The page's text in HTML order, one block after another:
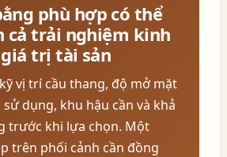
phù hợp có thể
cả trải nghiệm kinh
trị tài sản
vị trí cầu thang, độ mở mặt
dụng, khu hậu cần và khả
trước khi lựa chọn. Một
trên phối cảnh cần đồng